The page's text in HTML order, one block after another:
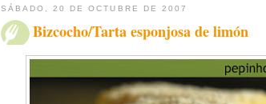
SÁBADO, 20 DE OCTUBRE DE 2007
Bizcocho/Tarta esponjosa de limón